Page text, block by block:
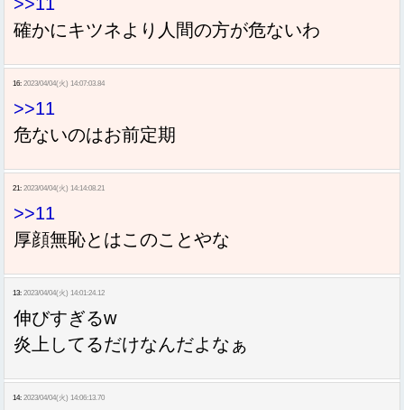
確かにキツネより人間の方が危ないわ
16: 2023/04/04(火) 14:07:03.84
>>11
危ないのはお前定期
21: 2023/04/04(火) 14:14:08.21
>>11
厚顔無恥とはこのことやな
13: 2023/04/04(火) 14:01:24.12
伸びすぎるw
炎上してるだけなんだよなぁ
14: 2023/04/04(火) 14:06:13.70